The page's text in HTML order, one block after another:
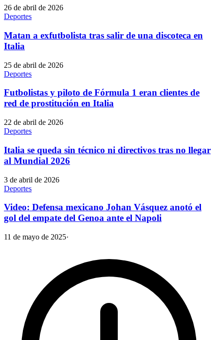
26 de abril de 2026
Deportes
Matan a exfutbolista tras salir de una discoteca en
Italia
25 de abril de 2026
Deportes
Futbolistas y piloto de Fórmula 1 eran clientes de
red de prostitución en Italia
22 de abril de 2026
Deportes
Italia se queda sin técnico ni directivos tras no llegar
al Mundial 2026
3 de abril de 2026
Deportes
Video: Defensa mexicano Johan Vásquez anotó el
gol del empate del Genoa ante el Napoli
11 de mayo de 2025·